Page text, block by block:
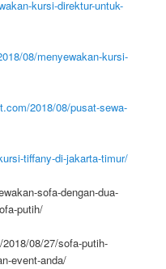
kursi-direktur-untuk-
08/menyewakan-kursi-
2018/08/pusat-sewa-
tiffany-di-jakarta-timur/
sofa-dengan-dua-
putih/
08/27/sofa-putih-
event-anda/